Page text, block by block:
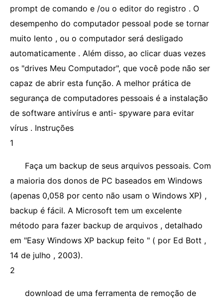
prompt de comando e /ou o editor do registro . O
desempenho do computador pessoal pode se tornar
muito lento , ou o computador será desligado
automaticamente . Além disso, ao clicar duas vezes
os "drives Meu Computador", que você pode não ser
capaz de abrir esta função. A melhor prática de
segurança de computadores pessoais é a instalação
de software antivírus e anti- spyware para evitar
vírus . Instruções
1
Faça um backup de seus arquivos pessoais. Com
a maioria dos donos de PC baseados em Windows
(apenas 0,058 por cento não usam o Windows XP) ,
backup é fácil. A Microsoft tem um excelente
método para fazer backup de arquivos , detalhado
em "Easy Windows XP backup feito " ( por Ed Bott ,
14 de julho , 2003).
2
download de uma ferramenta de remoção de